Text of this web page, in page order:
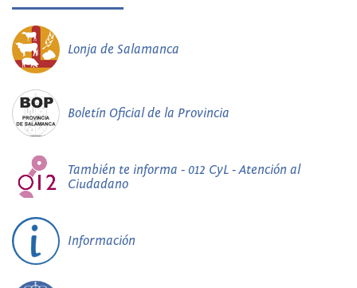
Lonja de Salamanca
Boletín Oficial de la Provincia
También te informa - 012 CyL - Atención al
Ciudadano
Información